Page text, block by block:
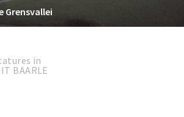
Grensvallei
in
BAARLE